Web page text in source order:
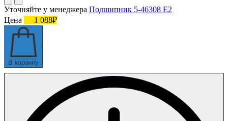
Уточняйте у менеджера Подшипник 5-46308 Е2
Цена
1 088₽
В корзину